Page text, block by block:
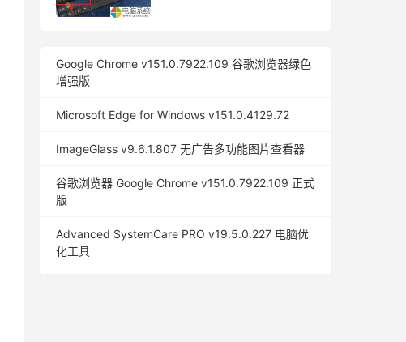
Google Chrome v151.0.7922.109 谷歌浏览器绿色
增强版
Microsoft Edge for Windows v151.0.4129.72
ImageGlass v9.6.1.807 无广告多功能图片查看器
谷歌浏览器 Google Chrome v151.0.7922.109 正式
版
Advanced SystemCare PRO v19.5.0.227 电脑优
化工具